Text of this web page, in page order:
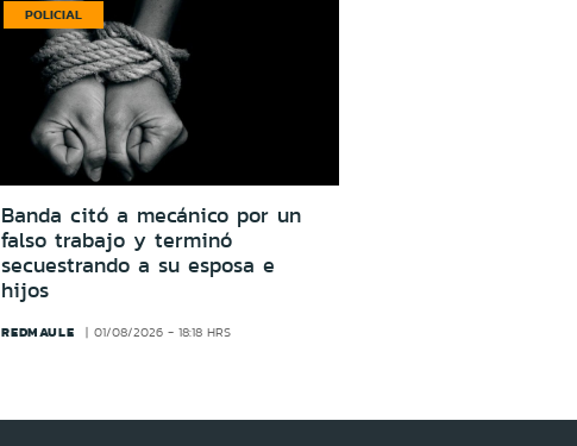
POLICIAL
Banda citó a mecánico por un
falso trabajo y terminó
secuestrando a su esposa e
hijos
REDMAULE 01/08/2026 - 18:18 HRS